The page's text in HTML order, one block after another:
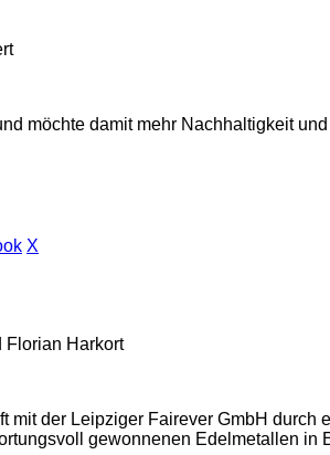
möchte damit mehr Nachhaltigkeit
X
Florian Harkort
mit der Leipziger Fairever GmbH
gewonnenen Edelmetallen